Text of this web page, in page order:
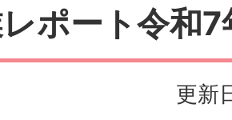
ポート令和
更新